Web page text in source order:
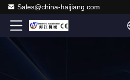
Sales@china-haijiang.com